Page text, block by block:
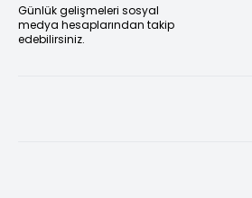
Günlük gelişmeleri sosyal
medya hesaplarından takip
edebilirsiniz.